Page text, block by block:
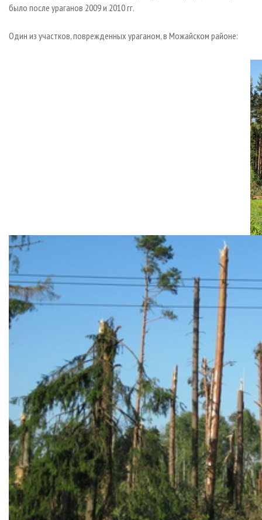
было после ураганов 2009 и 2010 гг.
Один из участков, поврежденных ураганом, в Можайском районе: